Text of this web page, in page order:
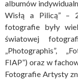
albumów
Wisłą a Pilicą” –
fotografie były
światowej
„Photographis”,
FIAP”) oraz w
Fotografie Artysty